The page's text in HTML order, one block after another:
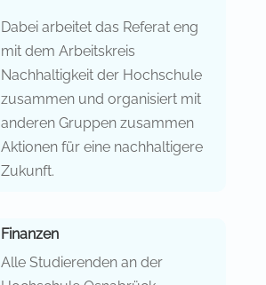
Dabei arbeitet das Referat eng
mit dem Arbeitskreis
Nachhaltigkeit der Hochschule
zusammen und organisiert mit
anderen Gruppen zusammen
Aktionen für eine nachhaltigere
Zukunft.
Finanzen
Alle Studierenden an der